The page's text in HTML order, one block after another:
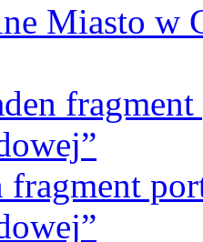
Miasto w
fragment